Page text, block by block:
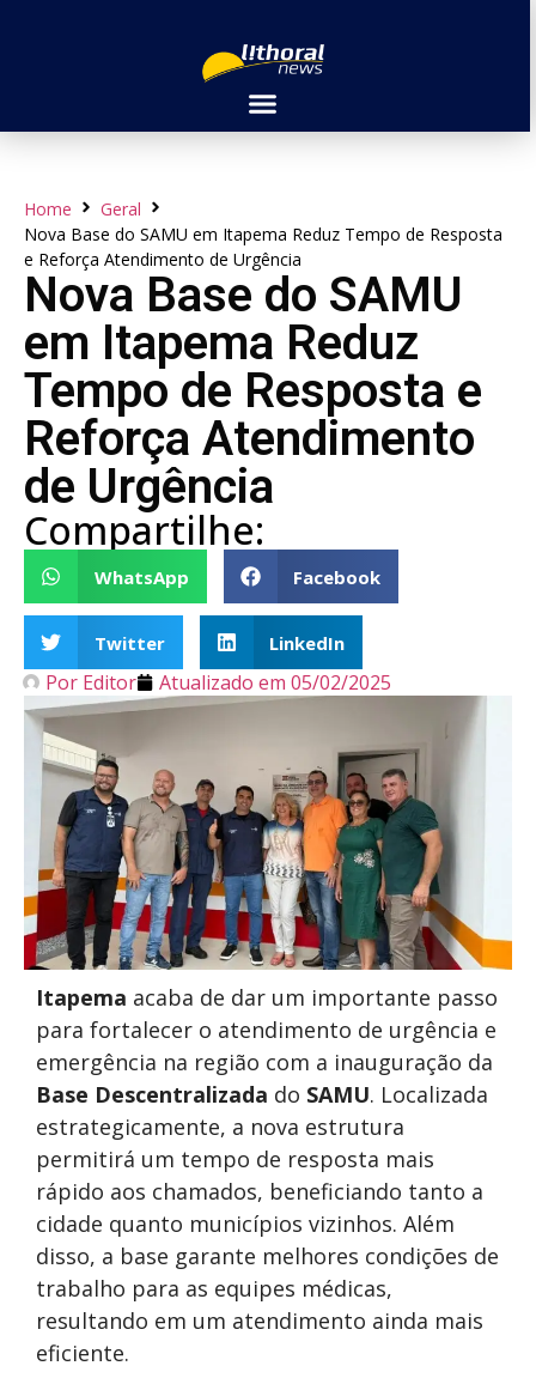
Home
Geral
Nova Base do SAMU em Itapema Reduz Tempo de Resposta
e Reforça Atendimento de Urgência
Nova Base do SAMU
em Itapema Reduz
Tempo de Resposta e
Reforça Atendimento
de Urgência
Compartilhe:
WhatsApp Facebook
Twitter LinkedIn
Por Editor Atualizado em 05/02/2025
Itapema acaba de dar um importante passo
para fortalecer o atendimento de urgência e
emergência na região com a inauguração da
Base Descentralizada do SAMU. Localizada
estrategicamente, a nova estrutura
permitirá um tempo de resposta mais
rápido aos chamados, beneficiando tanto a
cidade quanto municípios vizinhos. Além
disso, a base garante melhores condições de
trabalho para as equipes médicas,
resultando em um atendimento ainda mais
eficiente.